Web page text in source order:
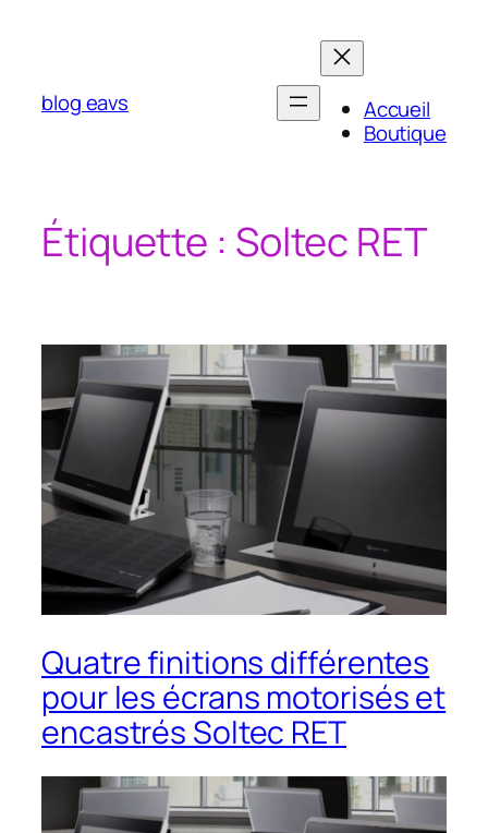
blog eavs
Accueil
Boutique
Étiquette : Soltec RET
Quatre finitions différentes
pour les écrans motorisés et
encastrés Soltec RET